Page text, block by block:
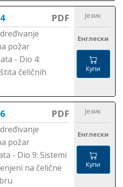
PDF
požar
- Dio 4:
čeličnih
Језик
Енглески
Купи
PDF
požar
- Dio 9: Sistemi
na čelične
Језик
Енглески
Купи